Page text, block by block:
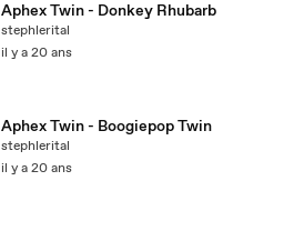
Aphex Twin - Donkey Rhubarb
stephlerital
il y a 20 ans
Aphex Twin - Boogiepop Twin
stephlerital
il y a 20 ans